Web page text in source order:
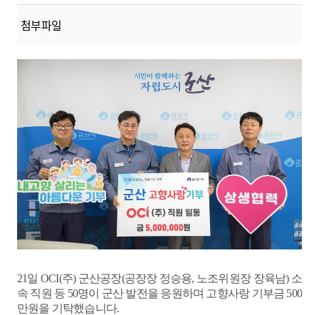
첨부파일
21일OCI(주) 군산공장(공장장 정승용, 노조위원장 장육남) 소
속 직원 등 50명이 군산 발전을 응원하며 고향사랑 기부금 500
만원을 기탁했습니다.